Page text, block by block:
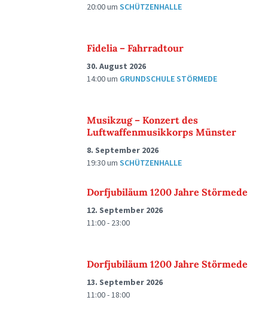
20:00um SCHÜTZENHALLE
Fidelia – Fahrradtour
30. August 2026
14:00um GRUNDSCHULE STÖRMEDE
Musikzug – Konzert des
Luftwaffenmusikkorps Münster
8. September 2026
19:30um SCHÜTZENHALLE
Dorfjubiläum 1200 Jahre Störmede
12. September 2026
11:00 - 23:00
Dorfjubiläum 1200 Jahre Störmede
13. September 2026
11:00 - 18:00